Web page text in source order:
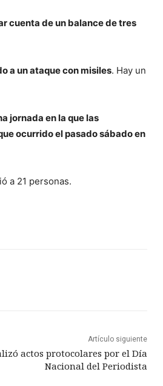
cuenta de un balance de tres
a un ataque con misiles. Hay un
jornada en la que las
ocurrido el pasado sábado en
a 21 personas.
Artículo siguiente
actos protocolares por el Día
Nacional del Periodista